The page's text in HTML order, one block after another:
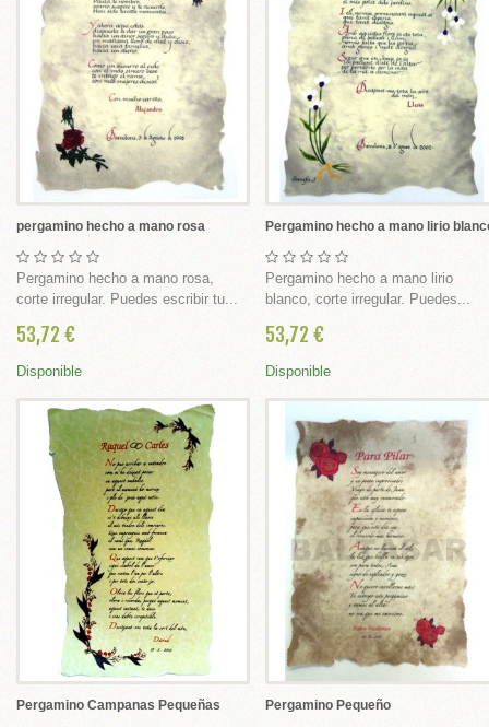
pergamino hecho a mano rosa
Pergamino hecho a mano rosa,
corte irregular. Puedes escribir tu...
53,72 €
Disponible
Pergamino hecho a mano lirio
Pergamino hecho a mano lirio
blanco, corte irregular. Puedes...
53,72 €
Disponible
Pergamino Campanas Pequeñas Pergamino Pequeño
EVA - FOFUCHAS
MACHÉ
UN LÁPIZ
EN GOMA EVA
CON FOTO